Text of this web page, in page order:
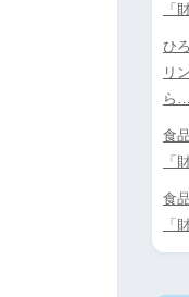
「
ひ
リ
ら…
食
「
食
「